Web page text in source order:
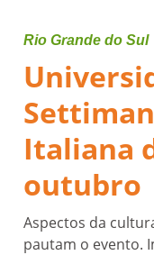
Rio Grande do Sul
Italiana
outubro
Aspectos da
pautam o evento.